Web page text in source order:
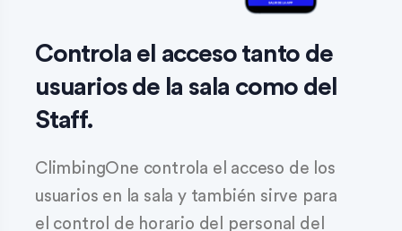
Controla el acceso tanto de
usuarios de la sala como del
Staff.
ClimbingOne controla el acceso de los
usuarios en la sala y también sirve para
el control de horario del personal del